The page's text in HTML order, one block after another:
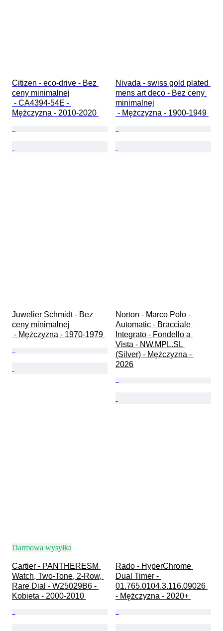
Citizen - eco-drive - Bez
ceny minimalnej
Mężczyzna - 2010-2020
Nivada - swiss gold plated
mens art deco - Bez ceny
minimalnej
- Mężczyzna - 1900-1949
Juwelier Schmidt - Bez
ceny minimalnej
- Mężczyzna - 1970-1979
Norton - Marco Polo -
Automatic - Bracciale
Integrato - Fondello a
Vista - NW.MPL.SL
(Silver) - Mężczyzna -
2026
Darmowa wysyłka
Cartier - PANTHERESM
Watch, Two-Tone, 2-Row,
Rare Dial - W25029B6 -
Kobieta - 2000-2010
Rado - HyperChrome
Dual Timer -
01.765.0104.3.116.09026
- Mężczyzna - 2020+